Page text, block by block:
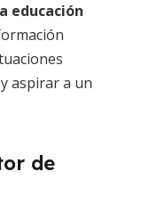
educación
aspirar a un
de